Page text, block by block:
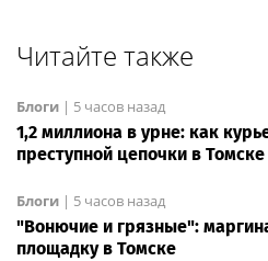
Читайте также
Блоги | 5 часов назад
1,2 миллиона в урне: как
преступной цепочки в Томске
Блоги | 5 часов назад
"Вонючие и грязные":
площадку в Томске